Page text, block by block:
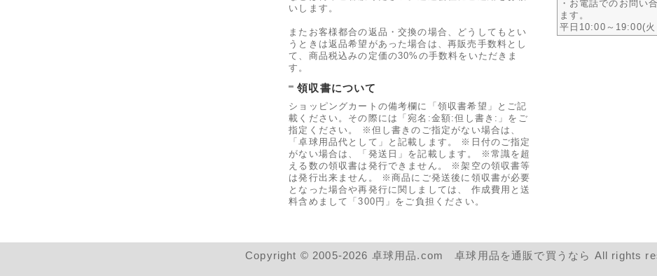
いします。
またお客様都合の返品・交換の場合、どうしてもとい
うときは返品希望があった場合は、再販売手数料とし
て、商品税込みの定価の30%の手数料をいただきま
す。
領収書について
ショッピングカートの備考欄に「領収書希望」とご記
載ください。その際には「宛名:金額:但し書き:」をご
指定ください。 ※但し書きのご指定がない場合は、
「卓球用品代として」と記載します。 ※日付のご指定
がない場合は、「発送日」を記載します。 ※常識を超
える数の領収書は発行できません。 ※架空の領収書等
は発行出来ません。 ※商品にご発送後に領収書が必要
となった場合や再発行に関しましては、 作成費用と送
料含めまして「300円」をご負担ください。
・お電話でのお問い
ます。
平日10:00～19:00(
Copyright © 2005-2026 卓球用品.com 卓球用品を通販で買うなら All rights